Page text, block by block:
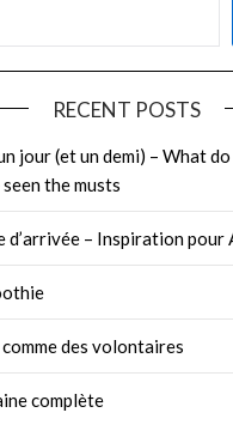
RECENT POSTS
jour (et un demi) – What
the musts
d’arrivée – Inspiration pour
des volontaires
complète